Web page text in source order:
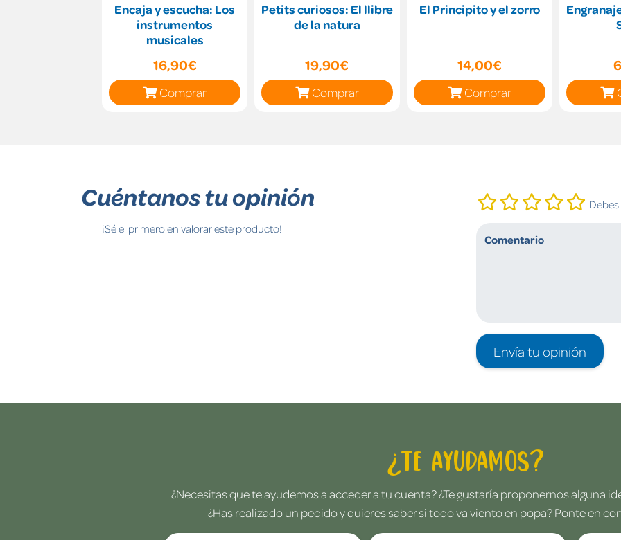
Encaja y escucha: Los
instrumentos
musicales
16,90€
Comprar
Petits curiosos: El llibre
de la natura
19,90€
Comprar
El Principito y el zorro
14,00€
Comprar
Cuéntanos tu opinión
¡Sé el primero en valorar este producto!
Envía tu opinión
¿Te ayudamos?
¿Necesitas que te ayudemos a acceder a tu cuenta? ¿Te gustaría proponernos alguna
¿Has realizado un pedido y quieres saber si todo va viento en popa? Ponte en